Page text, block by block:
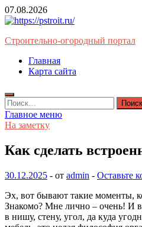
Перейти
к
07.08.2026
Строительно-огородный портал
Главная
Карта сайта
Найти:
Главное меню
На заметку
Как сделать
30.12.2025 - от admin - Оставьте
Эх, вот бывают такие моменты,
Знакомо? Мне лично – очень! И
в нишу, стену, угол, да куда